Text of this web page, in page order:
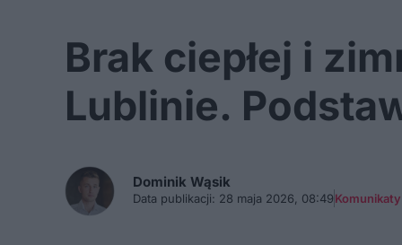
Brak ciepłej i
Lublinie.
Dominik Wąsik
Data publikacji: 28 maja 2026, 08:49